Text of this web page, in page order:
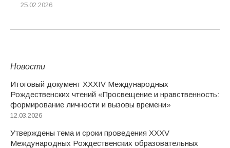
25.02.2026
Новости
Итоговый документ XXХIV Международных
Рождественских чтений «Просвещение и нравственность:
формирование личности и вызовы времени»
12.03.2026
Утверждены тема и сроки проведения XXXV
Международных Рождественских образовательных